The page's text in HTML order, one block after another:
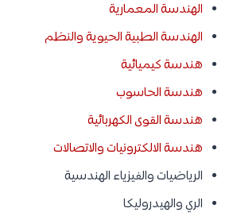
الهندسة المعمارية
الهندسة الطبية الحيوية والنظم
هندسة كيميائية
هندسة الحاسوب
هندسة القوى الكهربائية
هندسة الالكترونيات والاتصالات
الرياضيات والفيزياء الهندسية
الري والهيدروليكا